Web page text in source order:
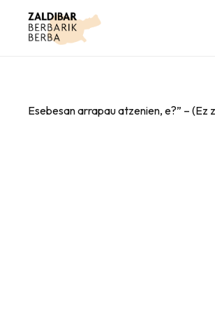
Esebesan arrapau atzenien, e?” –